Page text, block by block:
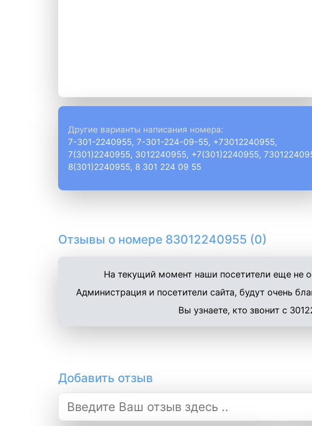
Другие варианты написания номера:
7-301-2240955, 7-301-224-09-55, +73012240955,
7(301)2240955, 3012240955, +7(301)2240955,
8(301)2240955, 8 301 224 09 55
Отзывы о номере 83012240955 (0)
На текущий момент наши посетители еще не
Администрация и посетители сайта, будут очень
Вы узнаете, кто звонит с
Добавить отзыв